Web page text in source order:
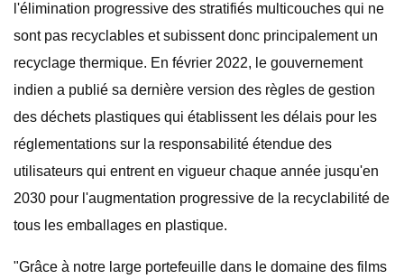
l'élimination progressive des stratifiés multicouches qui ne
sont pas recyclables et subissent donc principalement un
recyclage thermique. En février 2022, le gouvernement
indien a publié sa dernière version des règles de gestion
des déchets plastiques qui établissent les délais pour les
réglementations sur la responsabilité étendue des
utilisateurs qui entrent en vigueur chaque année jusqu'en
2030 pour l'augmentation progressive de la recyclabilité de
tous les emballages en plastique.
"Grâce à notre large portefeuille dans le domaine des films